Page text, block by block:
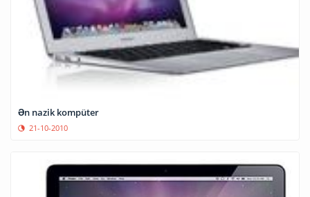
Ən nazik kompüter
21-10-2010